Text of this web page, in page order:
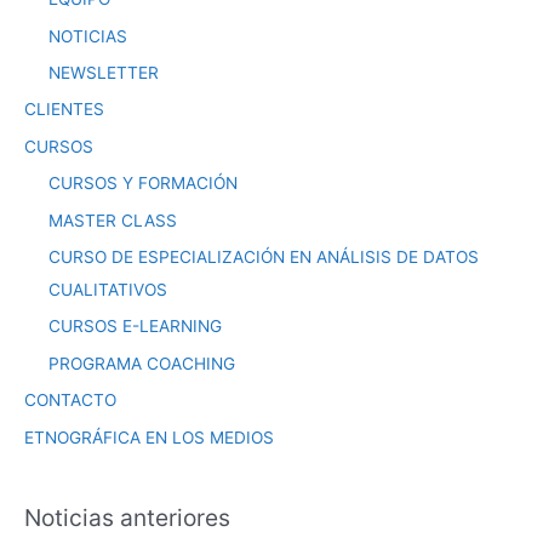
NOTICIAS
NEWSLETTER
CLIENTES
CURSOS
CURSOS Y FORMACIÓN
MASTER CLASS
CURSO DE ESPECIALIZACIÓN EN ANÁLISIS DE DATOS
CUALITATIVOS
CURSOS E-LEARNING
PROGRAMA COACHING
CONTACTO
ETNOGRÁFICA EN LOS MEDIOS
Noticias anteriores